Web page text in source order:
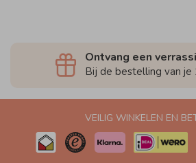
Ontvang een
Bij de bestelling van je
VEILIG WINKELEN EN